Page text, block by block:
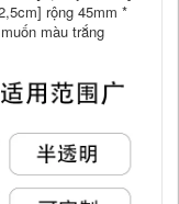
rộng 45mm *
màu trắng